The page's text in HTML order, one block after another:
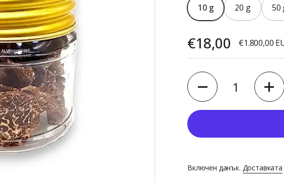
10 g 20 g 50
Цена:
€18,00 Единична
€1.800,00
Количество
Включен данък. Доставката